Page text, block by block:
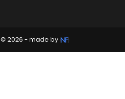
© 2026 - made by